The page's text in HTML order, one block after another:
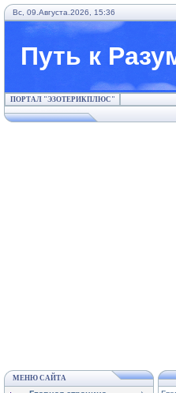
Вс, 09.Августа.2026, 15:36
Путь к
ПОРТАЛ "ЭЗОТЕРИКПЛЮС"
МЕНЮ САЙТА